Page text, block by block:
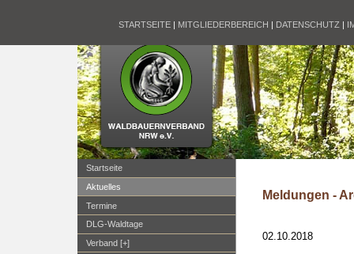
STARTSEITE | MITGLIEDERBEREICH | DATENSCHUTZ |
Startseite
Aktuelles
Termine
DLG-Waldtage
Verband [+]
Meldungen -
02.10.2018